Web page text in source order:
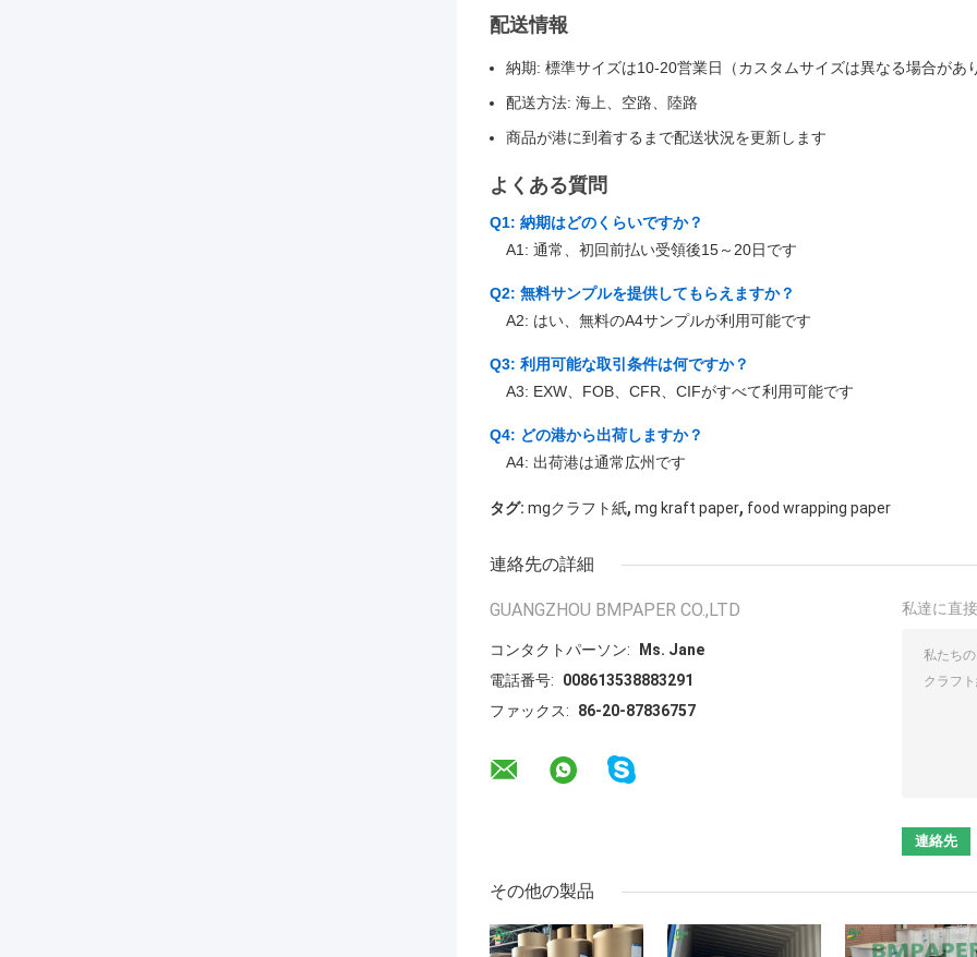
配送情報
納期: 標準サイズは10-20営業日（カスタムサイズは異なる場合があ
配送方法: 海上、空路、陸路
商品が港に到着するまで配送状況を更新します
よくある質問
Q1: 納期はどのくらいですか？
A1: 通常、初回前払い受領後15～20日です
Q2: 無料サンプルを提供してもらえますか？
A2: はい、無料のA4サンプルが利用可能です
Q3: 利用可能な取引条件は何ですか？
A3: EXW、FOB、CFR、CIFがすべて利用可能です
Q4: どの港から出荷しますか？
A4: 出荷港は通常広州です
タグ: mgクラフト紙, mg kraft paper, food wrapping paper
連絡先の詳細
GUANGZHOU BMPAPER CO.,LTD
コンタクトパーソン:
Ms. Jane
電話番号:
008613538883291
ファックス:
86-20-87836757
私達に直
その他の製品